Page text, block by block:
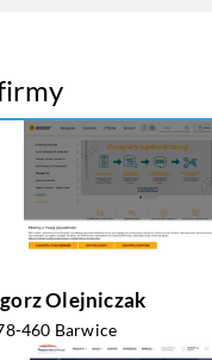
Olejniczak
460 Barwice